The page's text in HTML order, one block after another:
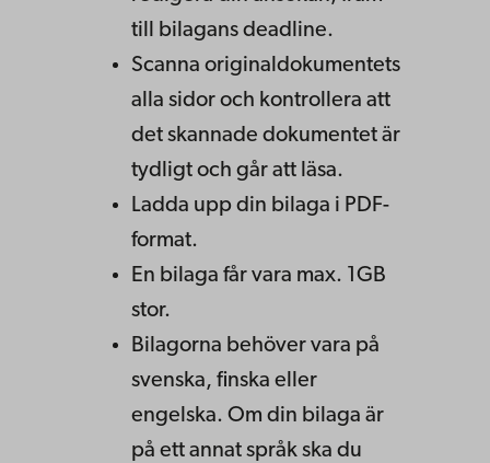
till bilagans deadline.
Scanna originaldokumentets
alla sidor och kontrollera att
det skannade dokumentet är
tydligt och går att läsa.
Ladda upp din bilaga i PDF-
format.
En bilaga får vara max. 1GB
stor.
Bilagorna behöver vara på
svenska, finska eller
engelska. Om din bilaga är
på ett annat språk ska du